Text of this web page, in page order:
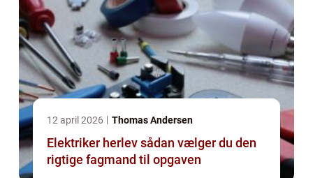
12 april 2026 Thomas Andersen
Elektriker herlev sådan vælger du den
rigtige fagmand til opgaven